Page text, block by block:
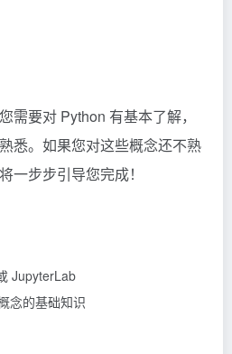
需要对 Python 有基本了解，
悉。如果您对这些概念还不熟
步步引导您完成！
JupyterLab
念的基础知识